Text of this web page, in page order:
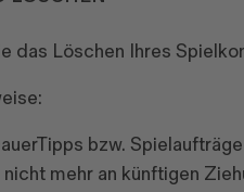
das Löschen Ihres
bzw.
nicht mehr an künftigen